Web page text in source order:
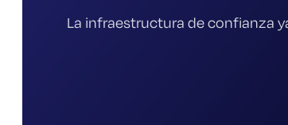
La infraestructura de confianza